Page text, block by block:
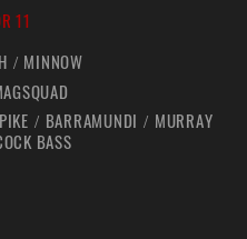
11
MINNOW
PIKE BARRAMUNDI MURRAY
BASS